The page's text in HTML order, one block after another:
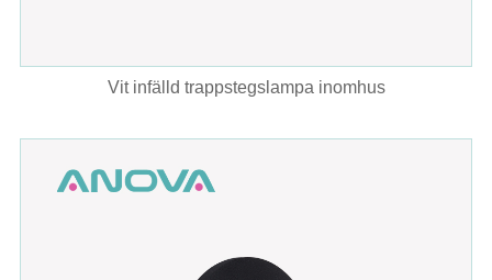
Vit infälld trappstegslampa inomhus